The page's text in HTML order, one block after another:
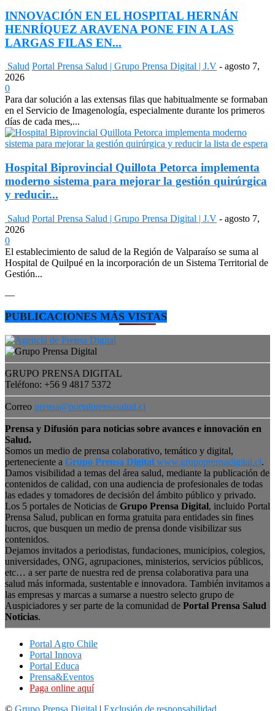
INNOVACIÓN EN EL HOSPITAL HERNÁN
HENRÍQUEZ ARAVENA PONE FIN A LAS
LARGAS FILAS EN...
Salud Portal Prensa Salud | Grupo Prensa Digital | J.V - agosto 7,
2026
0
Para dar solución a las extensas filas que habitualmente se formaban
en el Servicio de Imagenología, especialmente durante los primeros
días de cada mes,...
Hospital Biprovincial Quillota Petorca implementa
moderno sistema para mejorar la gestión quirúrgica
y reducir...
Salud Portal Prensa Salud | Grupo Prensa Digital | J.V - agosto 7,
2026
0
El establecimiento de salud de la Región de Valparaíso se suma al
Hospital de Quilpué en la incorporación de un Sistema Territorial de
Gestión...
—
PUBLICACIONES MÁS VISTAS
GRUPO PRENSA DIGITAL
Teléfono: +56 9 4817 5372
Correo prensa@portalprensasalud.cl
Prensa y Difusión para noticias sobre avances e innovación en
Salud.
Somos un medio de prensa colaborativo, temático y digital,
perteneciente a Grupo Prensa Digital www.grupoprensadigital.cl.
Damos visibilidad a temas del área salud, mediante la publicación de
contenidos de calidad, con una audiencia de profesionales de todas
las edades y tomadores de decisión del ámbito público y privado.
Los 5 portales de Noticias de Grupo Prensa Digital, incluido Portal
Prensa Salud, publican en forma gratuita para entidades sin fines
lucros, que busquen un medio de prensa donde visibilizar sus
contenidos.
Dejamos invitados a periodistas, fundaciones, municipios, colegios,
universidades, ONG, agrupaciones, ministerios, servicios públicos,
etc… a ser parte de nuestra red de prensa colaborativa para una
salud más informada, sustentable e innovadora. También invitamos a
las empresas y marcas a sumarse a nuestro selecto grupo de
Auspiciadores y ser parte de la comunidad de Portal Prensa Salud
Noticias.
Portal Agro Chile
Portal Innova
Portal Educa
Prensa&Eventos
Paga online aquí
© Grupo Prensa Digital | Exclusión de responsabilidad